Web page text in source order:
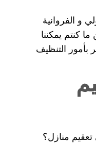
و الفروانية
كنتم يمكننا
بأمور التنظيف
منازل؟